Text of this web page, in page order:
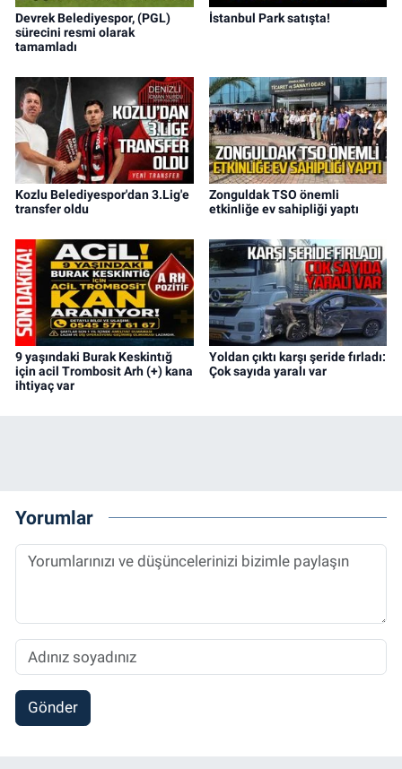
Devrek Belediyespor, (PGL)
sürecini resmi olarak
tamamladı
İstanbul Park satışta!
Kozlu Belediyespor'dan 3.Lig'e
transfer oldu
Zonguldak TSO önemli
etkinliğe ev sahipliği yaptı
9 yaşındaki Burak Keskintığ
için acil Trombosit Arh (+) kana
ihtiyaç var
Yoldan çıktı karşı şeride fırladı:
Çok sayıda yaralı var
Yorumlar
Gönder